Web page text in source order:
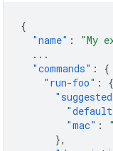
{
"name" :
"My
...
"commands" :
{
"run-foo" :
{
"mac" :
},